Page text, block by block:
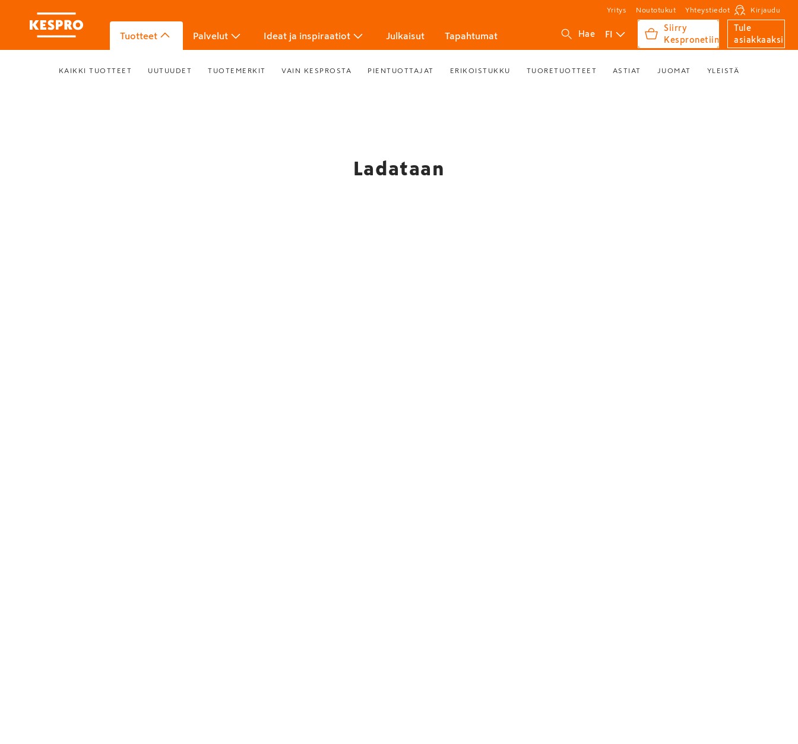
Yritys Noutotukut Yhteystiedot Kirjaudu
Tuotteet Palvelut Ideat ja inspiraatiot Julkaisut Tapahtumat Hae FI
Siirry
Kespronetiin
Tule
asiakkaaksi
KAIKKI TUOTTEET UUTUUDET TUOTEMERKIT VAIN KESPROSTA PIENTUOTTAJAT ERIKOISTUKKU TUORETUOTTEET ASTIAT JUOMAT YLEISTÄ
Ladataan